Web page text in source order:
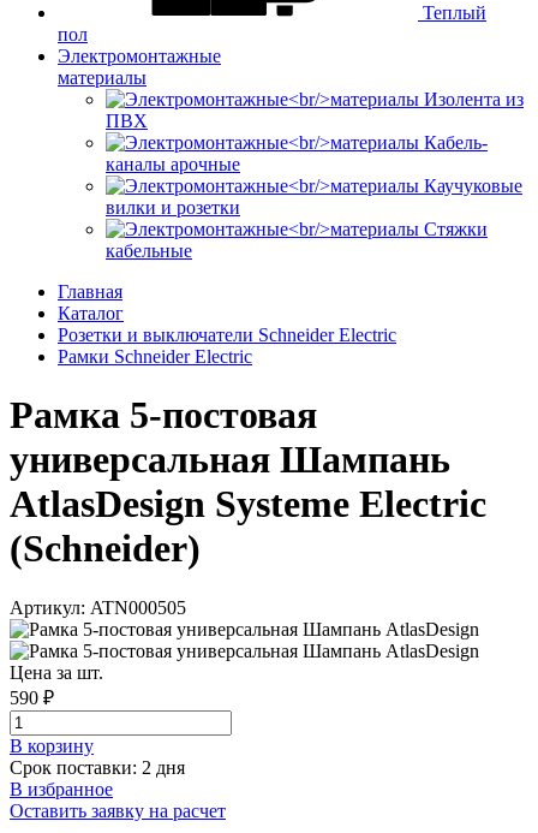
Теплый
пол
Электромонтажные
материалы
Изолента из
ПВХ
Кабель-
каналы арочные
Каучуковые
вилки и розетки
Стяжки
кабельные
Главная
Каталог
Розетки и выключатели Schneider Electric
Рамки Schneider Electric
Рамка 5-постовая
универсальная Шампань
AtlasDesign Systeme Electric
(Schneider)
Артикул: ATN000505
Цена за шт.
590 ₽
В корзинy
Срок поставки: 2 дня
В избранное
Оставить заявку на расчет